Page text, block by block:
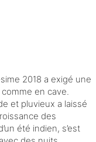
2018 a exigé une
en cave.
et pluvieux a laissé
des
été indien, s’est